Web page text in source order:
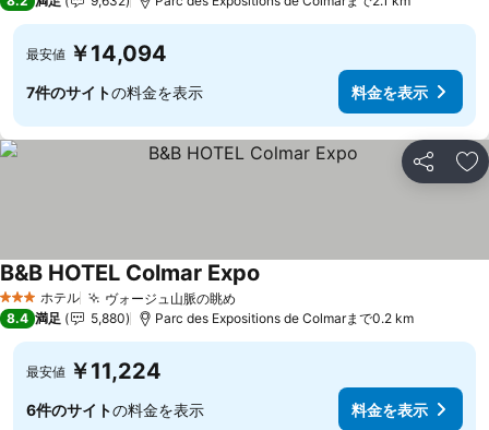
最安値 ￥14,094
7件のサイトの料金を表示 料金を表示
シェア お
3 ホテルのランク
ホテル ヴォージュ山脈の眺め
B&B HOTEL Colmar Expo
8.4 満足 5,880 Parc des Expositions de Colmarまで0.2 km
最安値 ￥11,224
6件のサイトの料金を表示 料金を表示